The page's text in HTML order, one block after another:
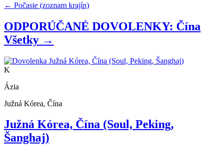
← Počasie (zoznam krajín)
ODPORÚČANÉ DOVOLENKY: Čína
Všetky →
K
Ázia
Južná Kórea, Čína
Južná Kórea, Čína (Soul, Peking,
Šanghaj)